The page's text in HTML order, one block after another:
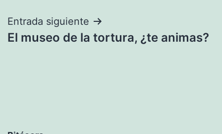
entradas
Entrada siguiente
El museo de la tortura, ¿te animas?